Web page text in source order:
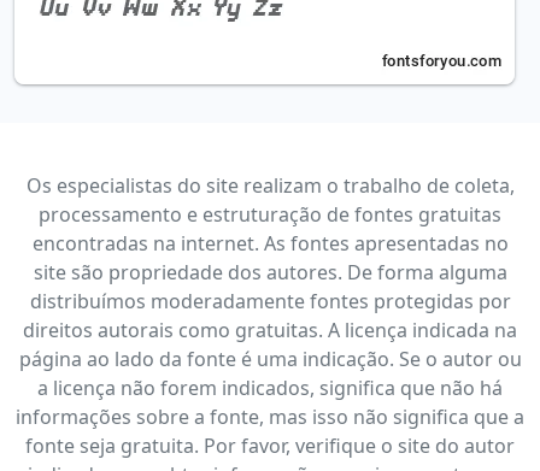
Os especialistas do site realizam o trabalho de coleta,
processamento e estruturação de fontes gratuitas
encontradas na internet. As fontes apresentadas no
site são propriedade dos autores. De forma alguma
distribuímos moderadamente fontes protegidas por
direitos autorais como gratuitas. A licença indicada na
página ao lado da fonte é uma indicação. Se o autor ou
a licença não forem indicados, significa que não há
informações sobre a fonte, mas isso não significa que a
fonte seja gratuita. Por favor, verifique o site do autor